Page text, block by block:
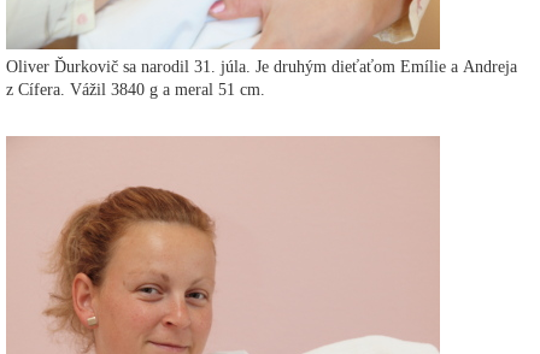
Oliver Ďurkovič sa narodil 31. júla. Je druhým dieťaťom Emílie a Andreja
z Cífera. Vážil 3840 g a meral 51 cm.